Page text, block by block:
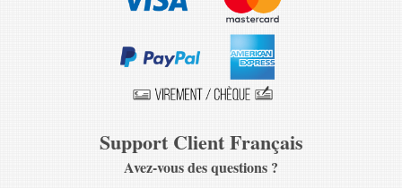
Support Client Français
Avez-vous des questions ?